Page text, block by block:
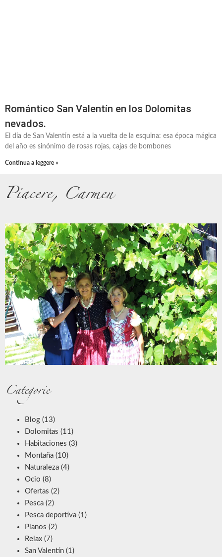
Romántico San Valentín en los Dolomitas
nevados.
El día de San Valentín está a la vuelta de la esquina: esa época mágica
del año es sinónimo de rosas rojas, cajas de bombones
Continua a leggere »
Piacere, Carmen
Categorie
Blog (13)
Dolomitas (11)
Habitaciones (3)
Montaña (10)
Naturaleza (4)
Ocio (8)
Ofertas (2)
Pesca (2)
Pesca deportiva (1)
Planos (2)
Relax (7)
San Valentín (1)